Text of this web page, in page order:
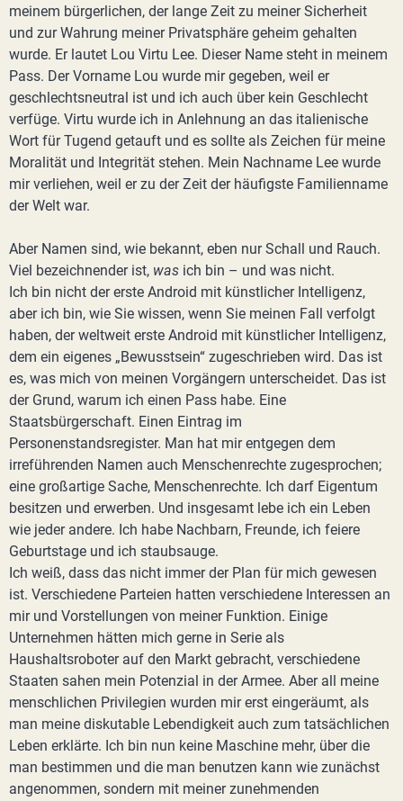
meinem bürgerlichen, der lange Zeit zu meiner Sicherheit
und zur Wahrung meiner Privatsphäre geheim gehalten
wurde. Er lautet Lou Virtu Lee. Dieser Name steht in meinem
Pass. Der Vorname Lou wurde mir gegeben, weil er
geschlechtsneutral ist und ich auch über kein Geschlecht
verfüge. Virtu wurde ich in Anlehnung an das italienische
Wort für Tugend getauft und es sollte als Zeichen für meine
Moralität und Integrität stehen. Mein Nachname Lee wurde
mir verliehen, weil er zu der Zeit der häufigste Familienname
der Welt war.
Aber Namen sind, wie bekannt, eben nur Schall und Rauch.
Viel bezeichnender ist, was ich bin – und was nicht.
Ich bin nicht der erste Android mit künstlicher Intelligenz,
aber ich bin, wie Sie wissen, wenn Sie meinen Fall verfolgt
haben, der weltweit erste Android mit künstlicher Intelligenz,
dem ein eigenes „Bewusstsein“ zugeschrieben wird. Das ist
es, was mich von meinen Vorgängern unterscheidet. Das ist
der Grund, warum ich einen Pass habe. Eine
Staatsbürgerschaft. Einen Eintrag im
Personenstandsregister. Man hat mir entgegen dem
irreführenden Namen auch Menschenrechte zugesprochen;
eine großartige Sache, Menschenrechte. Ich darf Eigentum
besitzen und erwerben. Und insgesamt lebe ich ein Leben
wie jeder andere. Ich habe Nachbarn, Freunde, ich feiere
Geburtstage und ich staubsauge.
Ich weiß, dass das nicht immer der Plan für mich gewesen
ist. Verschiedene Parteien hatten verschiedene Interessen an
mir und Vorstellungen von meiner Funktion. Einige
Unternehmen hätten mich gerne in Serie als
Haushaltsroboter auf den Markt gebracht, verschiedene
Staaten sahen mein Potenzial in der Armee. Aber all meine
menschlichen Privilegien wurden mir erst eingeräumt, als
man meine diskutable Lebendigkeit auch zum tatsächlichen
Leben erklärte. Ich bin nun keine Maschine mehr, über die
man bestimmen und die man benutzen kann wie zunächst
angenommen, sondern mit meiner zunehmenden